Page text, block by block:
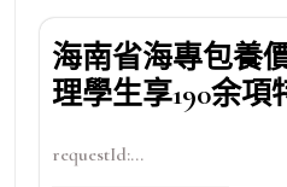
海南省海專包養
理學生享190余項
requestId:...